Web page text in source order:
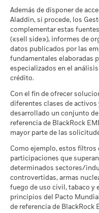
Índice de
referencia
con
limitaciones
1 (%) USD
7,9
Las eventuales
excluidas del cálculo.
Las cifras mostradas
pasadas.La rentabilidad
la rentabilidad futura. Los
formas muy diferentes en
cómo se ha gestionado el
La rentabilidad se
Liquidativo (VL), con
cuando corresponda. La
aumentar o disminuir
que pueden utilizarse
al mercado y/o con fines
asignaciones están
Mínimo No se
Tensión
Lo
Desfavorable
Moderado
Lo
Favorable
Lo que
El escenario de tensión
circunstancias extremas
consulta el folleto del
Revisa las metodologías
características de
Calificación de Fondos
de MSCI (AAA-CCC)
Puntuación de Calidad
de MSCI (0-10)
a 17 jul 2026
Clasificación Global de
Fondos de Lipper
a 17 jul 2026
Intensidad Media
de Exposición al Carbono
MSCI (toneladas de
emisiones de CO2 /
$ en ventas)
a 30 jun 2026
MSCI - Armas Nucleares
a 30 jun 2026
MSCI - Armas de Fuego de
a 30 jun 2026
MSCI - Tabaco
MSCI - Empresas que no
cumplen lo establecido
Pacto Mundial de las
a 30 jun 2026
MSCI - Carbón Térmico
a 30 jun 2026
MSCI - Arenas
a 30 jun 2026
Además de disponer de
Aladdin, si procede, los
complementar estas
(«sell side»), informes de
datos publicados por las
fundamentales elaboradas
especializados en el
crédito.
Con el fin de ofrecer
diferentes clases de
desarrollado un conjunto
referencia de BlackRock
mayor parte de las
Como ejemplo, estos filtros
participaciones que
determinados sectores/
controvertidas, armas
fuego de uso civil, tabaco y
principios del Pacto
de referencia de BlackRock